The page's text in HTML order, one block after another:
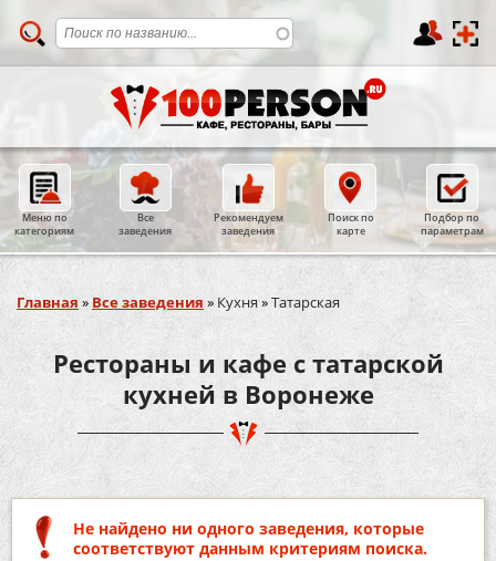
Меню по
категориям
Все
заведения
Рекомендуем
заведения
Поиск по
карте
Подбор по
параметрам
Вы здесь
Главная » Все заведения » Кухня»Татарская
Рестораны и кафе с татарской
кухней в Воронеже
Не найдено ни одного заведения, которые
соответствуют данным критериям поиска.